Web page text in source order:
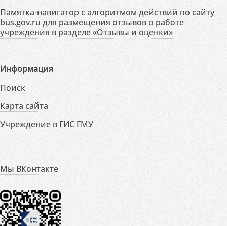
Памятка-навигатор с алгоритмом действий по сайту
bus.gov.ru для размещения отзывов о работе
учреждения в разделе «Отзывы и оценки»
Информация
Поиск
Карта сайта
Учреждение в ГИС ГМУ
Мы ВКонтакте